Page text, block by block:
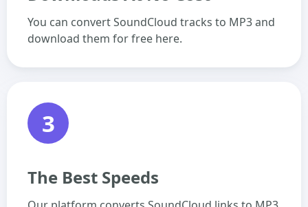
You can convert SoundCloud tracks to MP3 and
download them for free here.
3
The Best Speeds